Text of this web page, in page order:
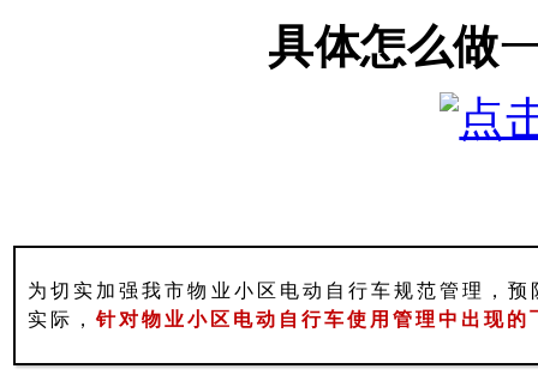
具体怎么做
为切实加强我市物业小区电动自行车规范管理，
实际，针对物业小区电动自行车使用管理中出现